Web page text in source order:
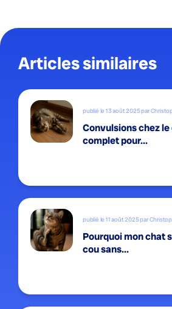
Articles similaires
publié le 13 août 2025 par
Convulsions chez
complet pour...
publié le 11 août 2025 par
Pourquoi mon chat
cou sans...